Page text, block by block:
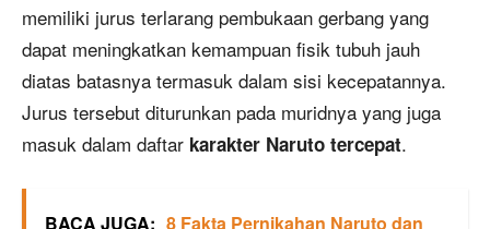
memiliki jurus terlarang pembukaan gerbang yang
dapat meningkatkan kemampuan fisik tubuh jauh
diatas batasnya termasuk dalam sisi kecepatannya.
Jurus tersebut diturunkan pada muridnya yang juga
masuk dalam daftar karakter Naruto tercepat.
BACA JUGA: 8 Fakta Pernikahan Naruto dan